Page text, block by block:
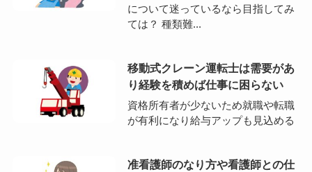
について迷っているなら目指してみ
ては？ 種類難...
移動式クレーン運転士は需要があ
り経験を積めば仕事に困らない
資格所有者が少ないため就職や転職
が有利になり給与アップも見込める
准看護師のなり方や看護師との仕